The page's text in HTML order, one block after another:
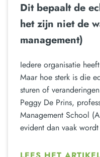
Dit bepaalt de
het zijn niet de
management)
Iedere organisatie
Maar hoe sterk is die
sturen of
Peggy De Prins,
Management School
evident dan vaak